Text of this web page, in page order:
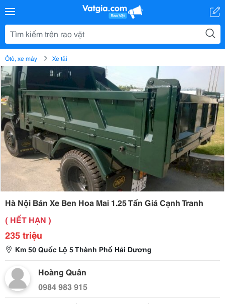
Ôtô, xe máy Xe tải
Hà Nội Bán Xe Ben Hoa Mai 1.25 Tấn Giá Cạnh Tranh
( HẾT HẠN )
235 triệu
Km 50 Quốc Lộ 5 Thành Phố Hải Dương
Hoàng Quân
0984 983 915